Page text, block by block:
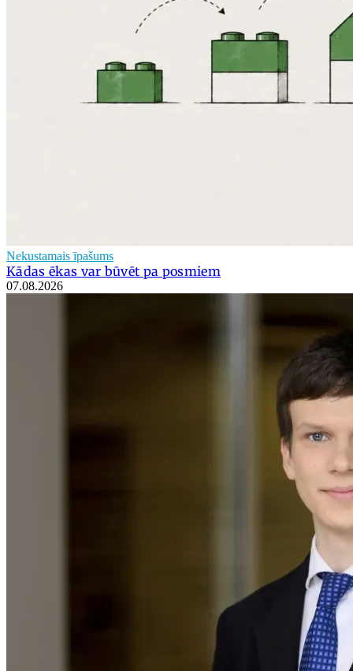
Nekustamais īpašums
Kādas ēkas var būvēt pa posmiem
07.08.2026